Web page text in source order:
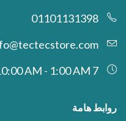
01101131398
7 Days / 10:00 AM - 1:00 AM
روابط هامة